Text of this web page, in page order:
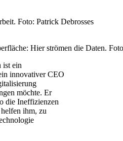
Foto: Patrick Debrosses
Hier strömen die Daten.
ist ein
innovativer CEO
möchte. Er
die Ineffizienzen
ihm, zu